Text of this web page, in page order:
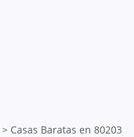
> Casas Baratas en 80203